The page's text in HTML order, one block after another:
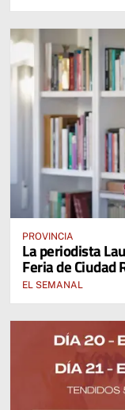
PROVINCIA
La periodista
Feria de Ciudad
EL SEMANAL